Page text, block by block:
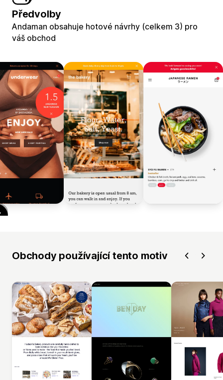
Předvolby
Andaman obsahuje hotové návrhy (celkem 3) pro
váš obchod
Obchody používající tento motiv